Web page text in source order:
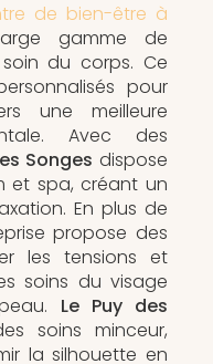
de bien-être à
gamme de
du corps. Ce
pour
une meilleure
Avec des
Songes dispose
et spa, créant un
En plus de
propose des
les tensions et
soins du visage
Le Puy des
soins minceur,
la silhouette en